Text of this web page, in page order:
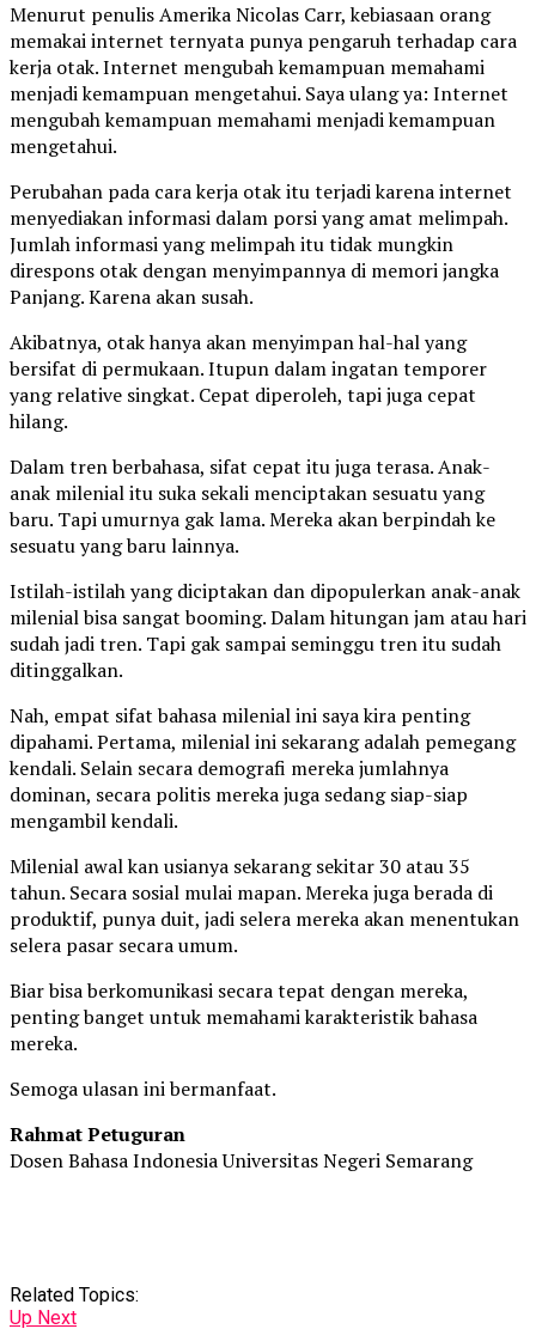
Menurut penulis Amerika Nicolas Carr, kebiasaan orang
memakai internet ternyata punya pengaruh terhadap cara
kerja otak. Internet mengubah kemampuan memahami
menjadi kemampuan mengetahui. Saya ulang ya: Internet
mengubah kemampuan memahami menjadi kemampuan
mengetahui.
Perubahan pada cara kerja otak itu terjadi karena internet
menyediakan informasi dalam porsi yang amat melimpah.
Jumlah informasi yang melimpah itu tidak mungkin
direspons otak dengan menyimpannya di memori jangka
Panjang. Karena akan susah.
Akibatnya, otak hanya akan menyimpan hal-hal yang
bersifat di permukaan. Itupun dalam ingatan temporer
yang relative singkat. Cepat diperoleh, tapi juga cepat
hilang.
Dalam tren berbahasa, sifat cepat itu juga terasa. Anak-
anak milenial itu suka sekali menciptakan sesuatu yang
baru. Tapi umurnya gak lama. Mereka akan berpindah ke
sesuatu yang baru lainnya.
Istilah-istilah yang diciptakan dan dipopulerkan anak-anak
milenial bisa sangat booming. Dalam hitungan jam atau hari
sudah jadi tren. Tapi gak sampai seminggu tren itu sudah
ditinggalkan.
Nah, empat sifat bahasa milenial ini saya kira penting
dipahami. Pertama, milenial ini sekarang adalah pemegang
kendali. Selain secara demografi mereka jumlahnya
dominan, secara politis mereka juga sedang siap-siap
mengambil kendali.
Milenial awal kan usianya sekarang sekitar 30 atau 35
tahun. Secara sosial mulai mapan. Mereka juga berada di
produktif, punya duit, jadi selera mereka akan menentukan
selera pasar secara umum.
Biar bisa berkomunikasi secara tepat dengan mereka,
penting banget untuk memahami karakteristik bahasa
mereka.
Semoga ulasan ini bermanfaat.
Rahmat Petuguran
Dosen Bahasa Indonesia Universitas Negeri Semarang
Related Topics:
Up Next